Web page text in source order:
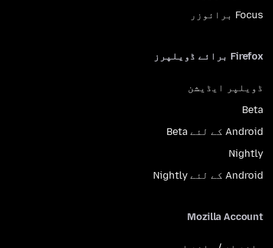
Focus برائوزر
Firefox برائے ڈویلپرز
ڈویلپر ایڈیشن
Beta
Android کے لئے Beta
Nightly
Android کے لئے Nightly
Mozilla Account